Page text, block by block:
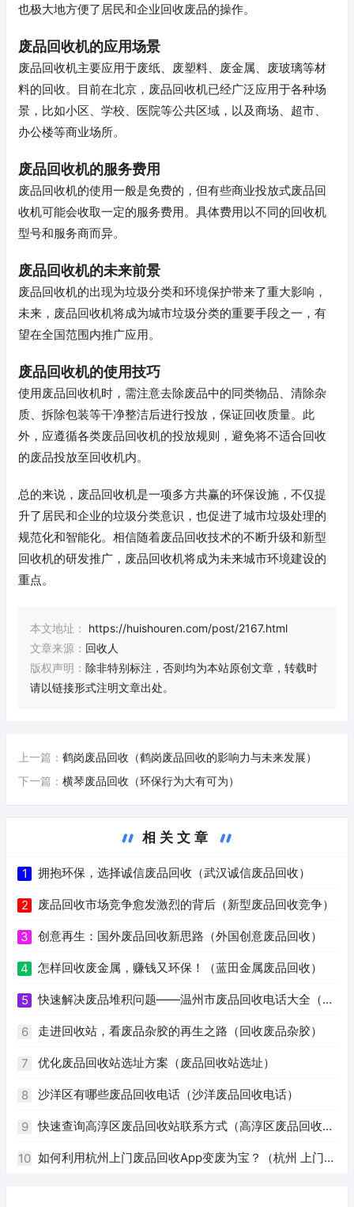
也极大地方便了居民和企业回收废品的操作。
废品回收机的应用场景
废品回收机主要应用于废纸、废塑料、废金属、废玻璃等材
料的回收。目前在北京，废品回收机已经广泛应用于各种场
景，比如小区、学校、医院等公共区域，以及商场、超市、
办公楼等商业场所。
废品回收机的服务费用
废品回收机的使用一般是免费的，但有些商业投放式废品回
收机可能会收取一定的服务费用。具体费用以不同的回收机
型号和服务商而异。
废品回收机的未来前景
废品回收机的出现为垃圾分类和环境保护带来了重大影响，
未来，废品回收机将成为城市垃圾分类的重要手段之一，有
望在全国范围内推广应用。
废品回收机的使用技巧
使用废品回收机时，需注意去除废品中的同类物品、清除杂
质、拆除包装等干净整洁后进行投放，保证回收质量。此
外，应遵循各类废品回收机的投放规则，避免将不适合回收
的废品投放至回收机内。
总的来说，废品回收机是一项多方共赢的环保设施，不仅提
升了居民和企业的垃圾分类意识，也促进了城市垃圾处理的
规范化和智能化。相信随着废品回收技术的不断升级和新型
回收机的研发推广，废品回收机将成为未来城市环境建设的
重点。
本文地址：
https://huishouren.com/post/2167.html
文章来源： 回收人
版权声明： 除非特别标注，否则均为本站原创文章，转载时
请以链接形式注明文章出处。
上一篇： 鹤岗废品回收（鹤岗废品回收的影响力与未来发展）
下一篇： 横琴废品回收（环保行为大有可为）
相关文章
1 拥抱环保，选择诚信废品回收（武汉诚信废品回收）
2 废品回收市场竞争愈发激烈的背后（新型废品回收竞争）
3 创意再生：国外废品回收新思路（外国创意废品回收）
4 怎样回收废金属，赚钱又环保！（蓝田金属废品回收）
5 快速解决废品堆积问题——温州市废品回收电话大全（温
州废品回收电话号码）
6 走进回收站，看废品杂胶的再生之路（回收废品杂胶）
7 优化废品回收站选址方案（废品回收站选址）
8 沙洋区有哪些废品回收电话（沙洋废品回收电话）
9 快速查询高淳区废品回收站联系方式（高淳区废品回收站
电话）
10 如何利用杭州上门废品回收App变废为宝？（杭州 上门回